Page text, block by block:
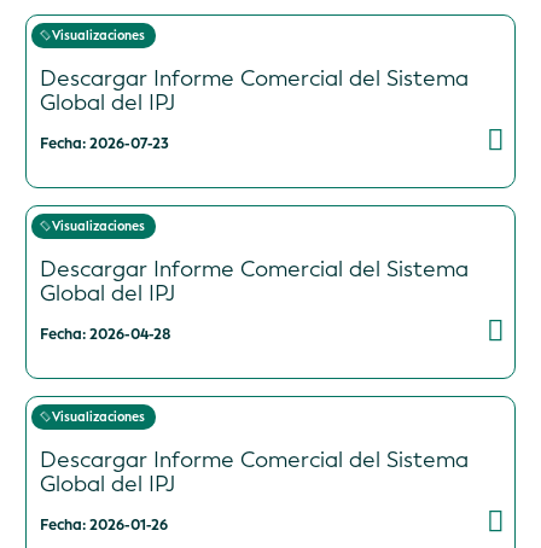
Visualizaciones
Descargar Informe Comercial del Sistema
Global del IPJ
Fecha: 2026-07-23
Visualizaciones
Descargar Informe Comercial del Sistema
Global del IPJ
Fecha: 2026-04-28
Visualizaciones
Descargar Informe Comercial del Sistema
Global del IPJ
Fecha: 2026-01-26